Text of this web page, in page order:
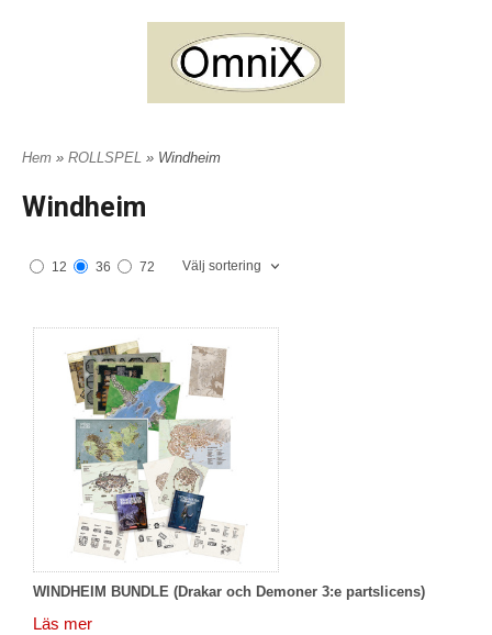
Hem » ROLLSPEL » Windheim
Windheim
12 36 72 Välj sortering
WINDHEIM BUNDLE (Drakar och Demoner 3:e partslicens)
Läs mer